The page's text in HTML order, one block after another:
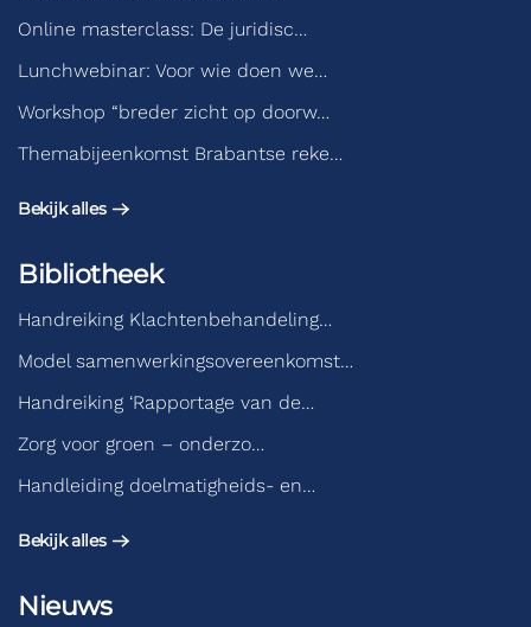
Online masterclass: De juridisc…
Lunchwebinar: Voor wie doen we…
Workshop “breder zicht op doorw…
Themabijeenkomst Brabantse reke…
Bekijk alles
Bibliotheek
Handreiking Klachtenbehandeling…
Model samenwerkingsovereenkomst…
Handreiking ‘Rapportage van de…
Zorg voor groen – onderzo…
Handleiding doelmatigheids- en…
Bekijk alles
Nieuws